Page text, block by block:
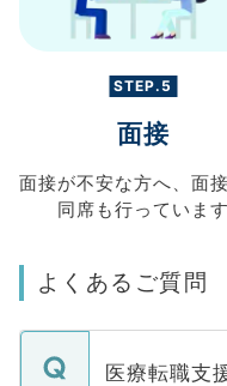
STEP.5
面接
面接が不安な方へ、 面
同席も行っています
よくあるご質問
医療転職支